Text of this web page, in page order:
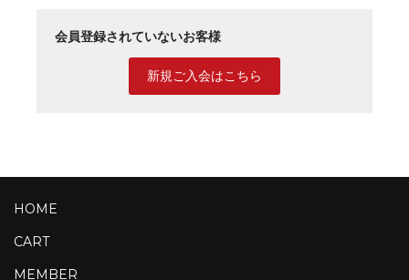
会員登録されていないお客様
新規ご入会はこちら
HOME
CART
MEMBER